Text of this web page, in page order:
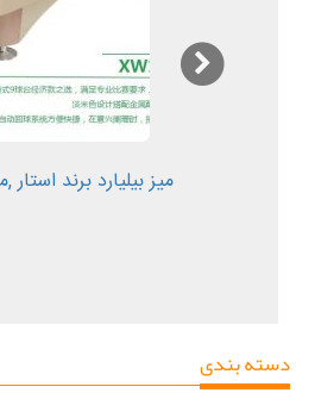
میز بیلیارد برند استار
دسته بندی